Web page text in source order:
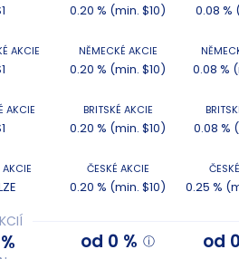
AKCIE
AKCIE
AKCIE
0.20 % (min. $10)
NĚMECKÉ AKCIE
0.20 % (min. $10)
BRITSKÉ AKCIE
0.20 % (min. $10)
ČESKÉ AKCIE
0.20 % (min. $10)
0.08 %
0.08 %
0.08 %
0.25 %
od 0 % od